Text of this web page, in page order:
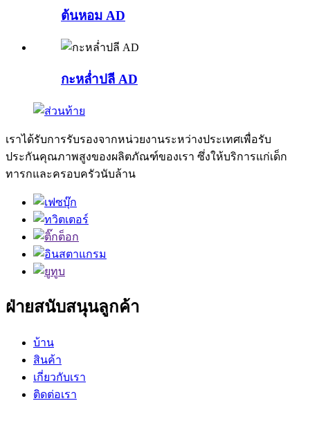
ต้นหอม AD
กะหล่ำปลี AD
เราได้รับการรับรองจากหน่วยงานระหว่างประเทศเพื่อรับ
ประกันคุณภาพสูงของผลิตภัณฑ์ของเรา ซึ่งให้บริการแก่เด็ก
ทารกและครอบครัวนับล้าน
ฝ่ายสนับสนุนลูกค้า
บ้าน
สินค้า
เกี่ยวกับเรา
ติดต่อเรา